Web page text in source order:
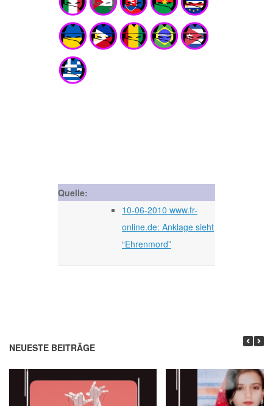
Quelle:
10-06-2010 www.fr-
online.de: Anklage sieht
“Ehrenmord”
NEUESTE BEITRÄGE